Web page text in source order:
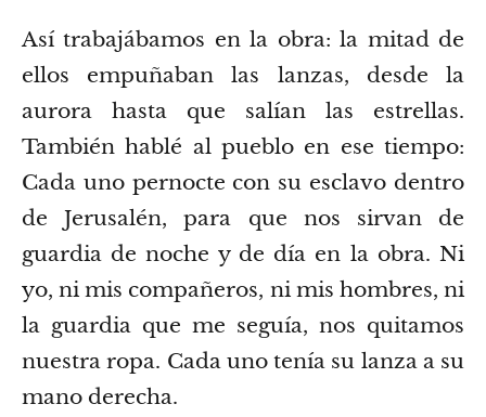
Así trabajábamos en la obra: la mitad de
ellos empuñaban las lanzas, desde la
aurora hasta que salían las estrellas.
También hablé al pueblo en ese tiempo:
Cada uno pernocte con su esclavo dentro
de Jerusalén, para que nos sirvan de
guardia de noche y de día en la obra. Ni
yo, ni mis compañeros, ni mis hombres, ni
la guardia que me seguía, nos quitamos
nuestra ropa. Cada uno tenía su lanza a su
mano derecha.